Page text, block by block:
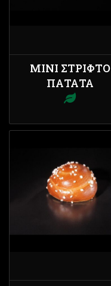
ΜΊΝΙ ΣΤΡΙΦΤΌ
ΠΑΤΆΤΑ